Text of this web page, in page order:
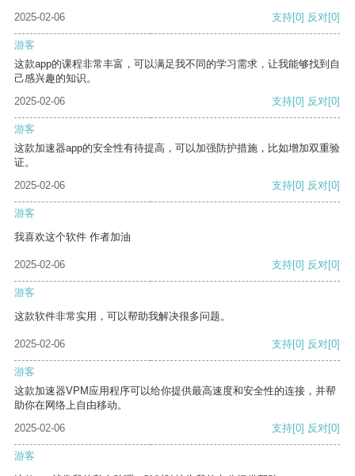
2025-02-06
支持[0] 反对[0]
游客
这款app的课程非常丰富，可以满足我不同的学习需求，让我能够找到自
己感兴趣的知识。
2025-02-06
支持[0] 反对[0]
游客
这款加速器app的安全性有待提高，可以加强防护措施，比如增加双重验
证。
2025-02-06
支持[0] 反对[0]
游客
我喜欢这个软件 作者加油
2025-02-06 支持[0] 反对[0]
游客
这款软件非常实用，可以帮助我解决很多问题。
2025-02-06 支持[0] 反对[0]
游客
这款加速器VPM应用程序可以给你提供最高速度和安全性的连接，并帮
助你在网络上自由移动。
2025-02-06
支持[0] 反对[0]
游客